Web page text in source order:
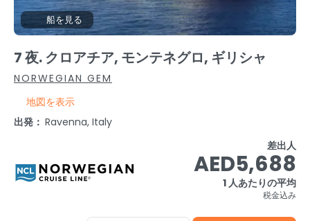
船を見る
7 夜. クロアチア, モンテネグロ, ギリシャ
NORWEGIAN GEM
地図を表示
出発： Ravenna, Italy
差出人
AED5,688
1 人あたりの平均
税金込み